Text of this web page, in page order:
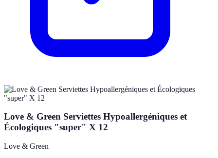
Love & Green Serviettes Hypoallergéniques et
Écologiques "super" X 12
Love & Green